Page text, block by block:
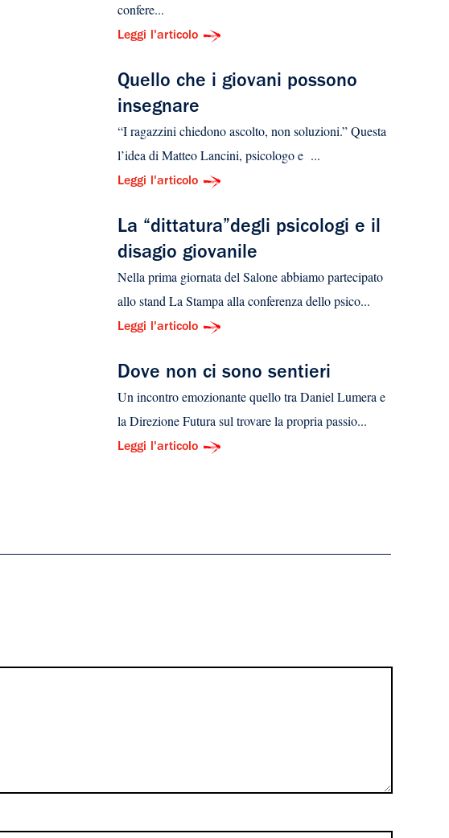
confere...
Leggi l'articolo
Quello che i giovani possono
insegnare
“I ragazzini chiedono ascolto, non soluzioni.” Questa
l’idea di Matteo Lancini, psicologo e ...
Leggi l'articolo
La “dittatura”degli psicologi e il
disagio giovanile
Nella prima giornata del Salone abbiamo partecipato
allo stand La Stampa alla conferenza dello psico...
Leggi l'articolo
Dove non ci sono sentieri
Un incontro emozionante quello tra Daniel Lumera e
la Direzione Futura sul trovare la propria passio...
Leggi l'articolo